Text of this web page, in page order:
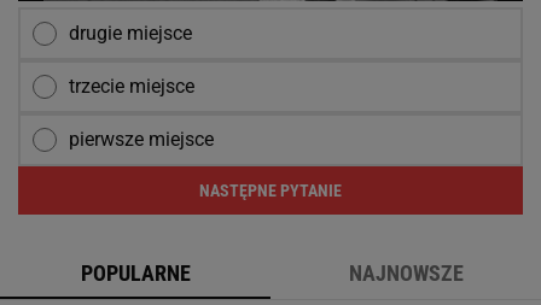
drugie miejsce
trzecie miejsce
pierwsze miejsce
NASTĘPNE PYTANIE
POPULARNE NAJNOWSZE